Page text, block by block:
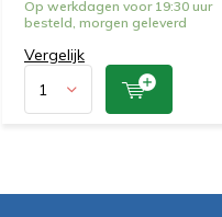
Op werkdagen voor 19:30 uur
besteld, morgen geleverd
Vergelijk